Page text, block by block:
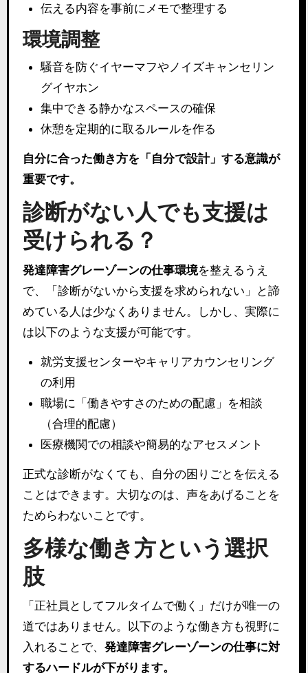
伝える内容を事前にメモで整理する
環境調整
騒音を防ぐイヤーマフやノイズキャンセリン
グイヤホン
集中できる静かなスペースの確保
休憩を定期的に取るルールを作る
自分に合った働き方を「自分で設計」する意識が
重要です。
診断がない人でも支援は
受けられる？
発達障害グレーゾーンの仕事環境を整えるうえ
で、「診断がないから支援を求められない」と諦
めている人は少なくありません。しかし、実際に
は以下のような支援が可能です。
就労支援センターやキャリアカウンセリング
の利用
職場に「働きやすさのための配慮」を相談
（合理的配慮）
医療機関での相談や簡易的なアセスメント
正式な診断がなくても、自分の困りごとを伝える
ことはできます。大切なのは、声をあげることを
ためらわないことです。
多様な働き方という選択
肢
「正社員としてフルタイムで働く」だけが唯一の
道ではありません。以下のような働き方も視野に
入れることで、 発達障害グレーゾーンの仕事に対
するハードルが下がります。